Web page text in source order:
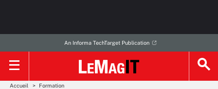
An Informa TechTarget Publication
Accueil Formation